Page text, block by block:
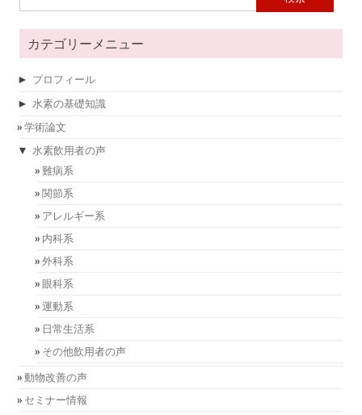
カテゴリーメニュー
► プロフィール
► 水素の基礎知識
学術論文
▼
水素飲用者の声
難病系
関節系
アレルギー系
内科系
外科系
眼科系
運動系
日常生活系
その他飲用者の声
動物改善の声
セミナー情報